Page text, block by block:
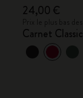
24,00 €
Carnet Classic